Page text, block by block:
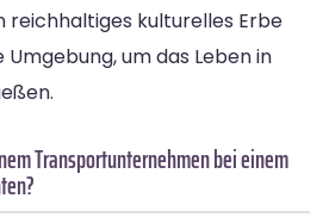
reichhaltiges kulturelles Erbe
um das Leben in
Transportunternehmen bei einem